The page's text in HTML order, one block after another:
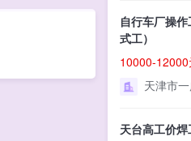
自行车厂操
式工）
10000-
天津市
天台高工价焊